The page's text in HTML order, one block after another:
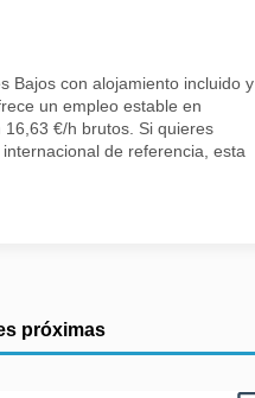
Bajos con alojamiento incluido y
un empleo estable en
€/h brutos. Si quieres
de referencia, esta
próximas